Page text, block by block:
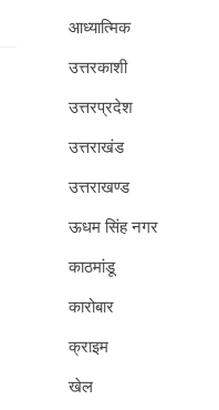
आध्यात्मिक
उत्तरकाशी
उत्तरप्रदेश
उत्तराखंड
उत्तराखण्ड
ऊधम सिंह नगर
काठमांडू
कारोबार
क्राइम
खेल